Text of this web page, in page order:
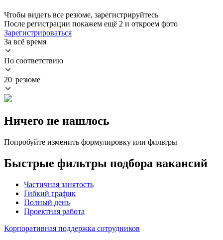
Чтобы видеть все резюме, зарегистрируйтесь
После регистрации покажем ещё 2 и откроем фото
Зарегистрироваться
За всё время
По соответствию
20 резюме
Ничего не нашлось
Попробуйте изменить формулировку или фильтры
Быстрые фильтры подбора вакансий
Частичная занятость
Гибкий график
Полный день
Проектная работа
Корпоративная поддержка сотрудников